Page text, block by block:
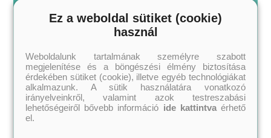
Ez a weboldal sütiket (cookie)
használ
Weboldalunk tartalmának személyre szabott
megjelenítése és a böngészési élmény biztosítása
érdekében sütiket (cookie), illetve egyéb technológiákat
alkalmazunk. A sütik használatára vonatkozó
irányelveinkről, valamint azok testreszabási
lehetőségeiről bővebb információ ide kattintvaérhető
el.